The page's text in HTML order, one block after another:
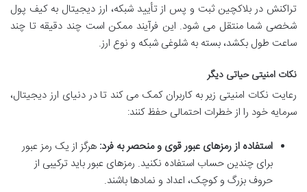
تراکنش در بلاکچین ثبت و پس از تأیید شبکه، ارز دیجیتال به کیف پول
شخصی شما منتقل می شود. این فرآیند ممکن است چند دقیقه تا چند
ساعت طول بکشد، بسته به شلوغی شبکه و نوع ارز.
نکات امنیتی حیاتی دیگر
رعایت نکات امنیتی زیر به کاربران کمک می کند تا در دنیای ارز دیجیتال،
سرمایه خود را از خطرات احتمالی حفظ کنند:
استفاده از رمزهای عبور قوی و منحصر به فرد: هرگز از یک رمز عبور
برای چندین حساب استفاده نکنید. رمزهای عبور باید ترکیبی از
حروف بزرگ و کوچک، اعداد و نمادها باشند.